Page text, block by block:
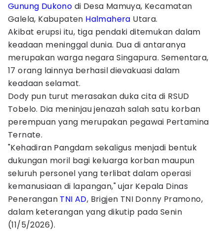
Gunung Dukono di Desa Mamuya, Kecamatan
Galela, Kabupaten Halmahera Utara.
Akibat erupsi itu, tiga pendaki ditemukan dalam
keadaan meninggal dunia. Dua di antaranya
merupakan warga negara Singapura. Sementara,
17 orang lainnya berhasil dievakuasi dalam
keadaan selamat.
Dody pun turut merasakan duka cita di RSUD
Tobelo. Dia meninjau jenazah salah satu korban
perempuan yang merupakan pegawai Pertamina
Ternate.
"Kehadiran Pangdam sekaligus menjadi bentuk
dukungan moril bagi keluarga korban maupun
seluruh personel yang terlibat dalam operasi
kemanusiaan di lapangan," ujar Kepala Dinas
Penerangan TNI AD, Brigjen TNI Donny Pramono,
dalam keterangan yang dikutip pada Senin
(11/5/2026).